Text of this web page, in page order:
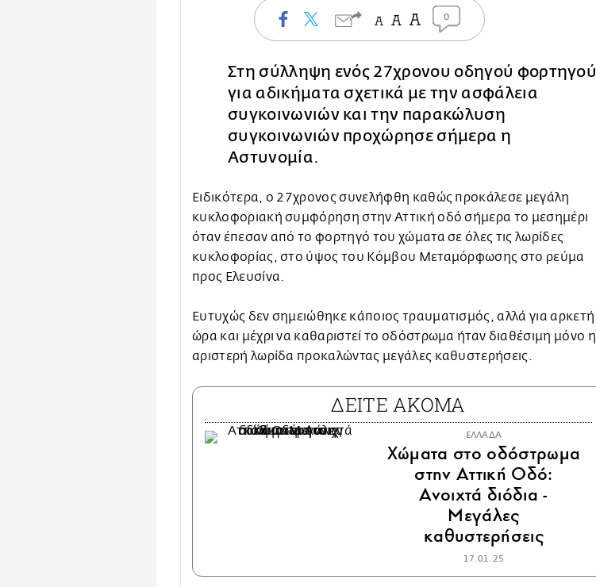
0
Στη σύλληψη ενός 27χρονου οδηγού φορτηγού
για αδικήματα σχετικά με την ασφάλεια
συγκοινωνιών και την παρακώλυση
συγκοινωνιών προχώρησε σήμερα η
Αστυνομία.
Ειδικότερα, ο 27χρονος συνελήφθη καθώς προκάλεσε μεγάλη
κυκλοφοριακή συμφόρηση στην Αττική οδό σήμερα το μεσημέρι
όταν έπεσαν από το φορτηγό του χώματα σε όλες τις λωρίδες
κυκλοφορίας, στο ύψος του Κόμβου Μεταμόρφωσης στο ρεύμα
προς Ελευσίνα.
Ευτυχώς δεν σημειώθηκε κάποιος τραυματισμός, αλλά για αρκετή
ώρα και μέχρι να καθαριστεί το οδόστρωμα ήταν διαθέσιμη μόνο η
αριστερή λωρίδα προκαλώντας μεγάλες καθυστερήσεις.
ΔΕΙΤΕ ΑΚΟΜΑ
ΕΛΛΑΔΑ
Χώματα στο οδόστρωμα
στην Αττική Οδό:
Ανοιχτά διόδια -
Μεγάλες
καθυστερήσεις
17.01.25